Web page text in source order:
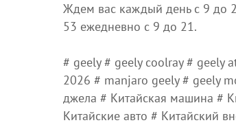
Ждем вас каждый день с 9 до
53 ежедневно с 9 до 21.
# geely # geely coolray # geely
2026 # manjaro geely # geely
джела # Китайская машина #
Китайские авто # Китайский